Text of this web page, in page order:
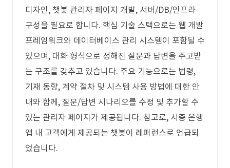
디자인, 챗봇 관리자 페이지 개발, 서버/DB/인프라
구성을 필요로 합니다. 핵심 기술 스택으로는 웹 개발
프레임워크와 데이터베이스 관리 시스템이 포함될 수
있으며, 대화 형식으로 정해진 질문과 답변을 주고받
는 구조를 갖추고 있습니다. 주요 기능으로는 법령,
기재 동향, 계약 절차 및 시스템 사용 방법에 대한 안
내와 함께, 질문/답변 시나리오를 수정 및 추가할 수
있는 관리자 페이지가 제공됩니다. 참고로, 시중 은행
앱 내 고객에게 제공되는 챗봇이 레퍼런스로 언급되
었습니다.